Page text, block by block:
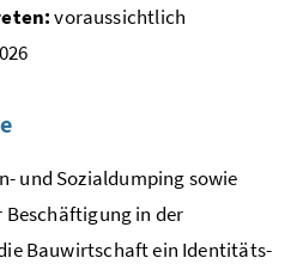
voraussichtlich
und Sozialdumping sowie
in der
Bauwirtschaft ein Identitäts-